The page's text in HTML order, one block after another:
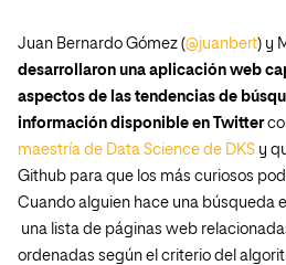
Juan Bernardo Gómez (@juanbert) y
desarrollaron una aplicación web
aspectos de las tendencias de
información disponible en Twitter
maestría de Data Science de DKS y
Github para que los más curiosos
Cuando alguien hace una búsqueda
una lista de páginas web
ordenadas según el criterio del